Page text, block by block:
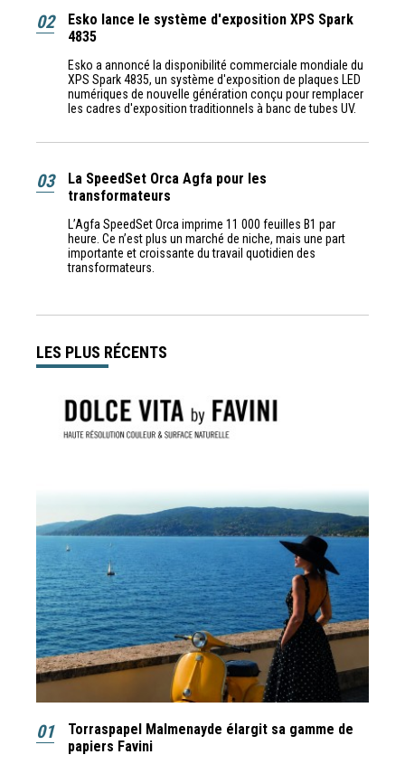
02
Esko lance le système d'exposition XPS Spark
4835
Esko a annoncé la disponibilité commerciale mondiale du
XPS Spark 4835, un système d'exposition de plaques LED
numériques de nouvelle génération conçu pour remplacer
les cadres d'exposition traditionnels à banc de tubes UV.
03
La SpeedSet Orca Agfa pour les
transformateurs
L’Agfa SpeedSet Orca imprime 11 000 feuilles B1 par
heure. Ce n’est plus un marché de niche, mais une part
importante et croissante du travail quotidien des
transformateurs.
LES PLUS RÉCENTS
01
Torraspapel Malmenayde élargit sa gamme de
papiers Favini